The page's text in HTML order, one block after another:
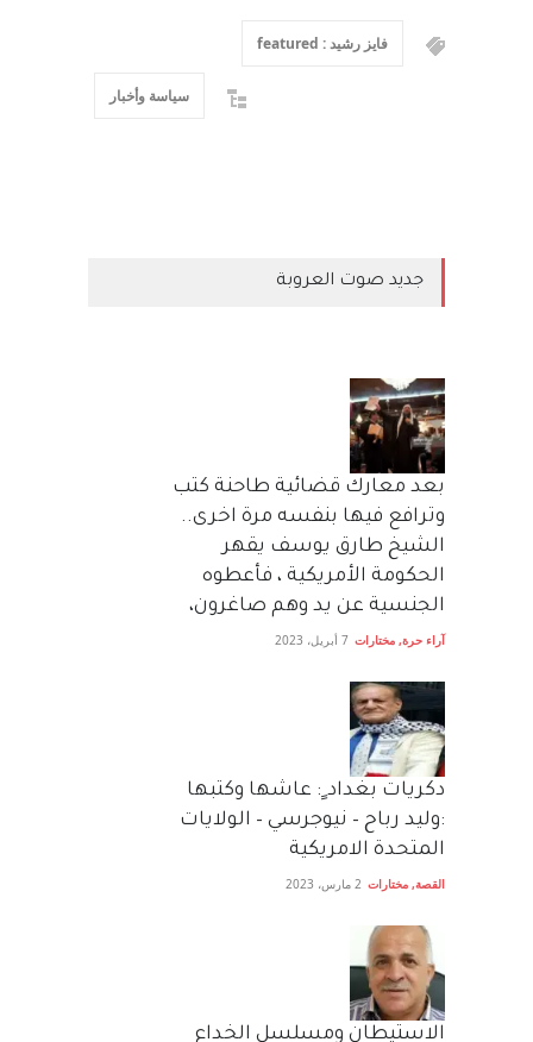
فايز رشيد : featured
سياسة وأخبار
جديد صوت العروبة
بعد معارك قضائية طاحنة كتب
وترافع فيها بنفسه مرة اخرى..
الشيخ طارق يوسف يقهر
الحكومة الأمريكية ، فأعطوه
الجنسية عن يد وهم صاغرون،
آراء حرة, مختارات 7 أبريل، 2023
دكريات بغداد ٍ: عاشها وكتبها
:وليد رباح – نيوجرسي – الولايات
المتحدة الامريكية
القصة, مختارات 2 مارس، 2023
الاستيطان ومسلسل الخداع